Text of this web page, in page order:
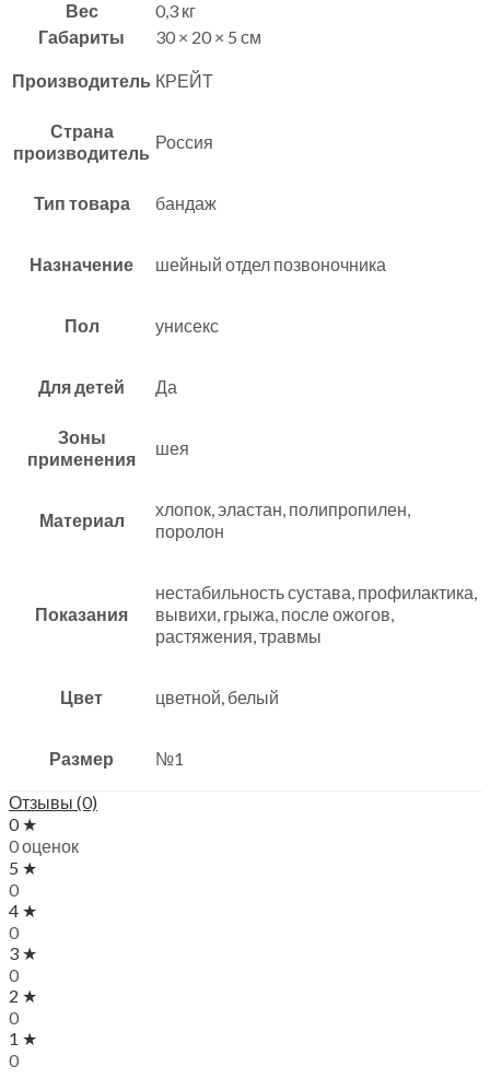
Вес
0,3 кг
Габариты
30 × 20 × 5 см
Производитель КРЕЙТ
Страна
производитель
Россия
Тип товара бандаж
Назначение шейный отдел позвоночника
Пол унисекс
Для детей Да
Зоны
применения
шея
Материал
хлопок, эластан, полипропилен,
поролон
Показания
нестабильность сустава, профилактика,
вывихи, грыжа, после ожогов,
растяжения, травмы
Цвет цветной, белый
Размер №1
Отзывы (0)
0 ★
0 оценок
5 ★
0
4 ★
0
3 ★
0
2 ★
0
1 ★
0